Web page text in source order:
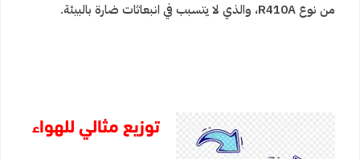
من نوع R410A، والذي لا يتسبب في انبعاثات ضارة بالبيئة.
توزيع مثالي للهواء